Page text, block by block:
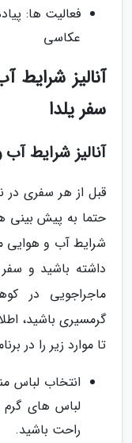
فعالیت ها:
عکاسی
آنالیز شرایط
سفر یلدا
آنالیز شرایط آب
قبل از هر سفری در
حتما به پیش بینی
شرایط آب و هوایی
داشته باشید و
ماجراجویی در
گرمسیری باشید،
تا موارد زیر را در
انتخاب لباس
لباس های
راحت باشید.